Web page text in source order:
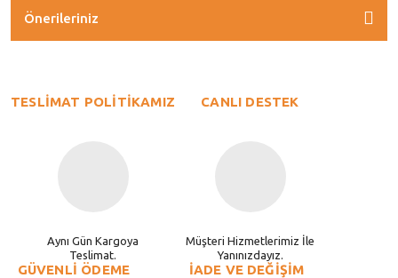
Önerileriniz
TESLİMAT POLİTİKAMIZ
Aynı Gün Kargoya
Teslimat.
CANLI DESTEK
Müşteri Hizmetlerimiz İle
Yanınızdayız.
GÜVENLİ ÖDEME İADE VE DEĞİŞİM